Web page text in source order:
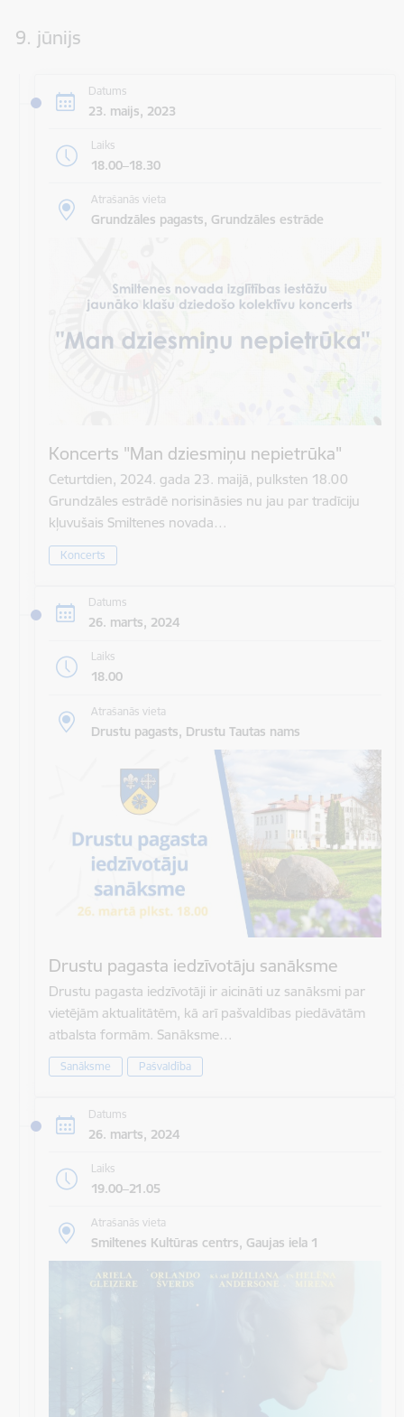
9. jūnijs
Datums
23. maijs, 2023
Laiks
18.00–18.30
Atrašanās vieta
Grundzāles pagasts, Grundzāles estrāde
Koncerts "Man dziesmiņu nepietrūka"
Ceturtdien, 2024. gada 23. maijā, pulksten 18.00
Grundzāles estrādē norisināsies nu jau par tradīciju
kļuvušais Smiltenes novada…
Koncerts
Datums
26. marts, 2024
Laiks
18.00
Atrašanās vieta
Drustu pagasts, Drustu Tautas nams
Drustu pagasta iedzīvotāju sanāksme
Drustu pagasta iedzīvotāji ir aicināti uz sanāksmi par
vietējām aktualitātēm, kā arī pašvaldības piedāvātām
atbalsta formām. Sanāksme…
Sanāksme Pašvaldība
Datums
26. marts, 2024
Laiks
19.00–21.05
Atrašanās vieta
Smiltenes Kultūras centrs, Gaujas iela 1